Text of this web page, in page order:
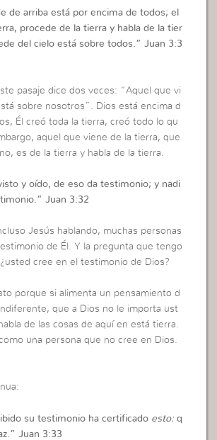
de arriba está por encima de todos; el
procede de la tierra y habla de la tier
del cielo está sobre todos.” Juan 3:3
pasaje dice dos veces: “Aquel que vi
sobre nosotros”. Dios está encima d
Él creó toda la tierra, creó todo lo qu
aquel que viene de la tierra, que
es de la tierra y habla de la tierra.
y oído, de eso da testimonio; y nadi
.” Juan 3:32
Jesús hablando, muchas personas
de Él. Y la pregunta que tengo
cree en el testimonio de Dios?
porque si alimenta un pensamiento d
que a Dios no le importa ust
de las cosas de aquí en está tierra.
una persona que no cree en Dios.
su testimonio ha certificado esto:q
.” Juan 3:33